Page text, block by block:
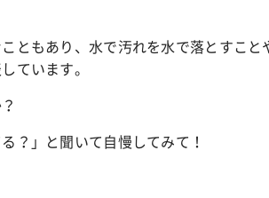
ともあり、水で汚れを水で落とすこと
ています。
？」と聞いて自慢してみて！